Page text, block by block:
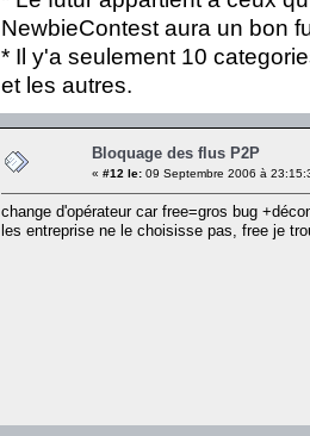
NewbieContest aura un bon
* Il y'a seulement 10
et les autres.
Bloquage des flus P2P
« #12 le: 09 Septembre 2006 à
change d'opérateur car free=gros bug
les entreprise ne le choisisse pas, free je